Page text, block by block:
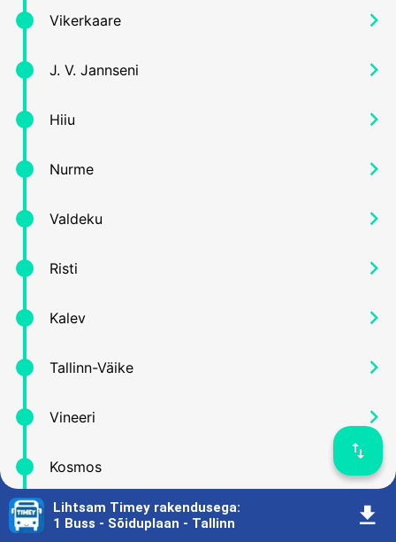
Vikerkaare 󰅂
J. V. Jannseni 󰅂
Hiiu 󰅂
Nurme 󰅂
Valdeku 󰅂
Risti 󰅂
Kalev 󰅂
Tallinn-Väike 󰅂
Vineeri 󰅂
Kosmos 󰅂
Vabaduse väljak 󰅂
󰓢
Lihtsam Timey rakendusega:
1 Buss - Sõiduplaan - Tallinn
󰇚